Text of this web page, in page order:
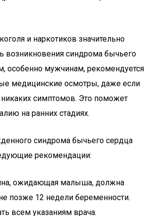
и наркотиков значительно
возникновения синдрома бычьего
особенно мужчинам, рекомендуется
медицинские осмотры, даже если
симптомов. Это поможет
на ранних стадиях.
синдрома бычьего сердца
рекомендации:
ожидающая малыша, должна
позже 12 недели беременности.
всем указаниям врача.